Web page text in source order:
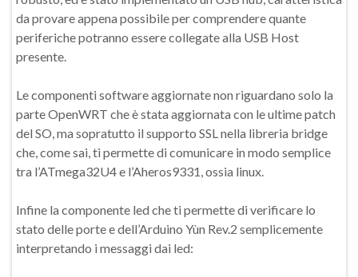
da provare appena possibile per comprendere quante
periferiche potranno essere collegate alla USB Host
presente.
Le componenti software aggiornate non riguardano solo la
parte OpenWRT che è stata aggiornata con le ultime patch
del SO, ma sopratutto il supporto SSL nella libreria bridge
che, come sai, ti permette di comunicare in modo semplice
tra l’ATmega32U4 e l’Aheros9331, ossia linux.
Infine la componente led che ti permette di verificare lo
stato delle porte e dell’Arduino Yùn Rev.2 semplicemente
interpretando i messaggi dai led: